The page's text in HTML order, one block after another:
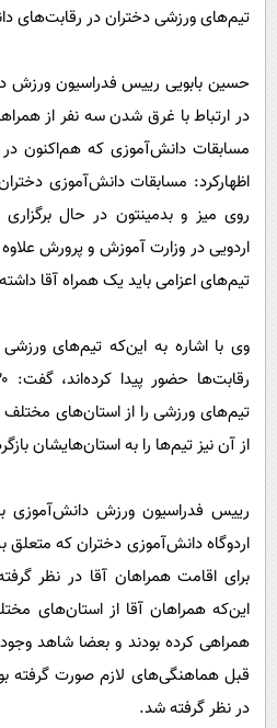
سیاست
تیم‌های ورزشی دختران در رقابت‌های
حسین بابویی رییس فدراسیون ورزش
در ارتباط با غرق شدن سه نفر از
مسابقات دانش‌آموزی که هم‌اکنون در
اظهارکرد: مسابقات دانش‌آموزی
روی میز و بدمینتون در حال
اردویی در وزارت آموزش و پرورش
تیم‌های اعزامی باید یک همراه آقا
تیم‌های ورزشی را از استان‌های
از آن نیز تیم‌ها را به استان‌هایشان
رییس فدراسیون ورزش دانش‌آموزی
اردوگاه دانش‌آموزی دختران که
برای اقامت همراهان آقا در نظر
این‌که همراهان آقا از استان‌های
همراهی کرده بودند و بعضا شاهد
قبل هماهنگی‌های لازم صورت گرفته
در نظر گرفته شد.